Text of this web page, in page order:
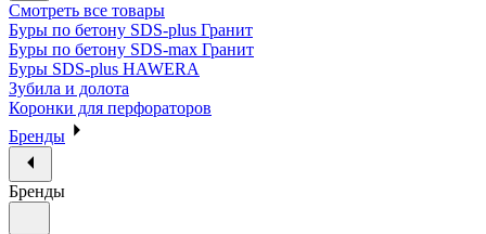
Смотреть все товары
Буры по бетону SDS-plus Гранит
Буры по бетону SDS-max Гранит
Буры SDS-plus HAWERA
Зубила и долота
Коронки для перфораторов
Бренды
Бренды